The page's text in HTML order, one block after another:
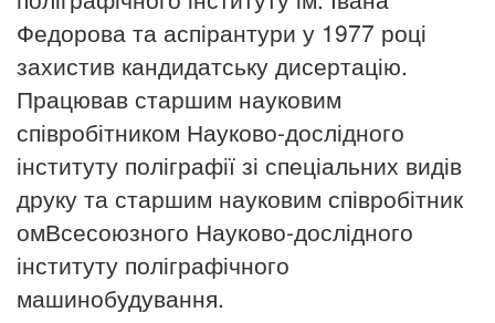
Федорова та аспірантури у 1977 році
захистив кандидатську дисертацію.
Працював старшим науковим
співробітником Науково-дослідного
інституту поліграфії зі спеціальних видів
друку та старшим науковим співробітник
омВсесоюзного Науково-дослідного
інституту поліграфічного
машинобудування.